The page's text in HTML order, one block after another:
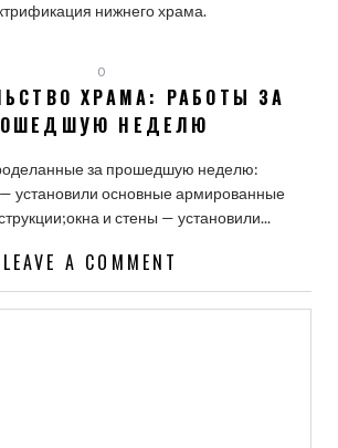
нижнего храма.
0
ХРАМА: РАБОТЫ ЗА
НЕДЕЛЮ
за прошедшую неделю:
установили основные армированные
и стены — установили...
LEAVE A COMMENT